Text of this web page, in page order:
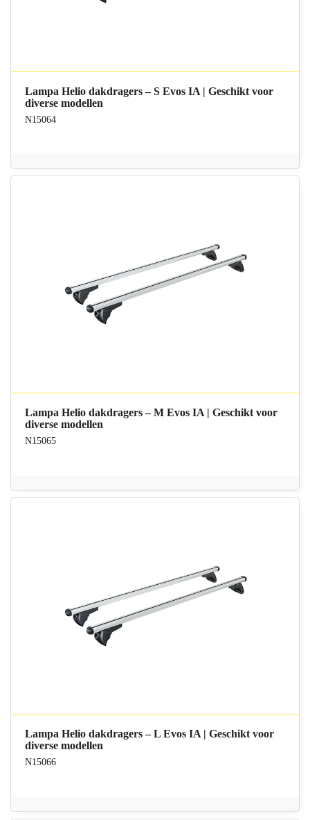
Lampa Helio dakdragers – S Evos IA | Geschikt voor
diverse modellen
N15064
Lampa Helio dakdragers – M Evos IA | Geschikt voor
diverse modellen
N15065
Lampa Helio dakdragers – L Evos IA | Geschikt voor
diverse modellen
N15066